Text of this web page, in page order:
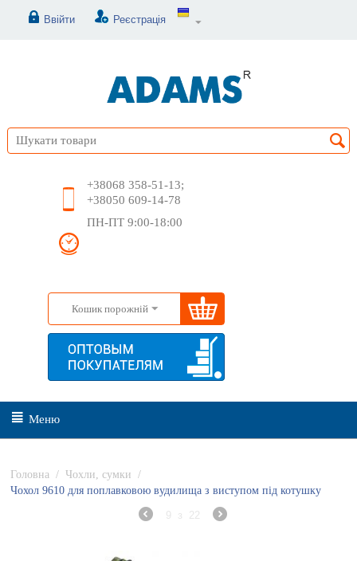
Ввійти Реєстрація
+38068 358-51-13;
+38050 609-14-78
ПН-ПТ 9:00-18:00
Кошик порожній
Меню
Головна / Чохли, сумки
/
Чохол 9610 для поплавковою вудилища з виступом під котушку
9 з 22